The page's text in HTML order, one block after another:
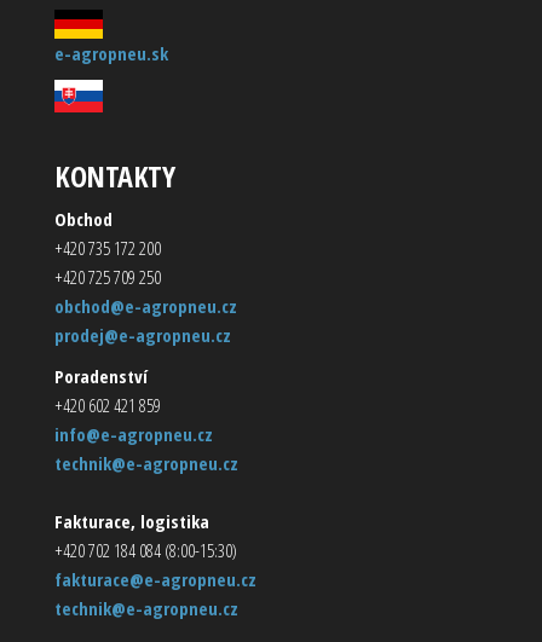
e-agropneu.sk
KONTAKTY
Obchod
+420 735 172 200
+420 725 709 250
obchod@e-agropneu.cz
prodej@e-agropneu.cz
Poradenství
+420 602 421 859
info@e-agropneu.cz
technik@e-agropneu.cz
Fakturace, logistika
+420 702 184 084 (8:00-15:30)
fakturace@e-agropneu.cz
technik@e-agropneu.cz